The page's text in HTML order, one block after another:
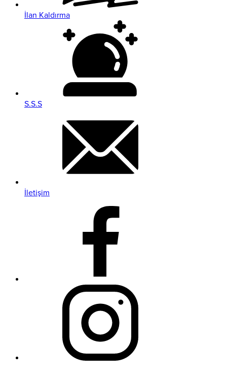
İlan Kaldırma
S.S.S
İletişim